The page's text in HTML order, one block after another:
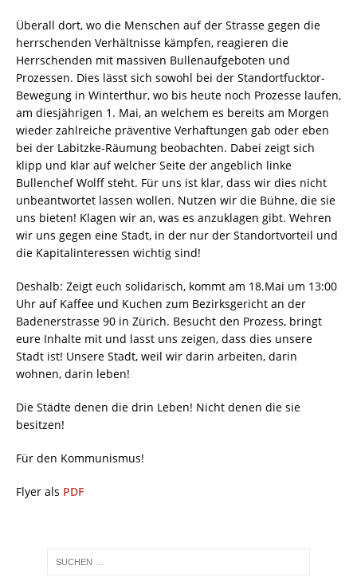
Überall dort, wo die Menschen auf der Strasse gegen die
herrschenden Verhältnisse kämpfen, reagieren die
Herrschenden mit massiven Bullenaufgeboten und
Prozessen. Dies lässt sich sowohl bei der Standortfucktor-
Bewegung in Winterthur, wo bis heute noch Prozesse laufen,
am diesjährigen 1. Mai, an welchem es bereits am Morgen
wieder zahlreiche präventive Verhaftungen gab oder eben
bei der Labitzke-Räumung beobachten. Dabei zeigt sich
klipp und klar auf welcher Seite der angeblich linke
Bullenchef Wolff steht. Für uns ist klar, dass wir dies nicht
unbeantwortet lassen wollen. Nutzen wir die Bühne, die sie
uns bieten! Klagen wir an, was es anzuklagen gibt. Wehren
wir uns gegen eine Stadt, in der nur der Standortvorteil und
die Kapitalinteressen wichtig sind!
Deshalb: Zeigt euch solidarisch, kommt am 18.Mai um 13:00
Uhr auf Kaffee und Kuchen zum Bezirksgericht an der
Badenerstrasse 90 in Zürich. Besucht den Prozess, bringt
eure Inhalte mit und lasst uns zeigen, dass dies unsere
Stadt ist! Unsere Stadt, weil wir darin arbeiten, darin
wohnen, darin leben!
Die Städte denen die drin Leben! Nicht denen die sie
besitzen!
Für den Kommunismus!
Flyer als PDF